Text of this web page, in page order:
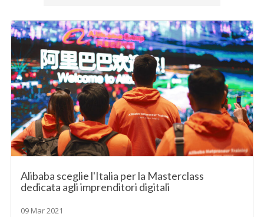
Alibaba sceglie l'Italia per la Masterclass
dedicata agli imprenditori digitali
09 Mar 2021